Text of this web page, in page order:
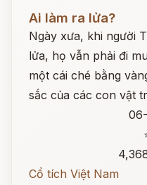
Ai làm ra lửa?
Ngày xưa, khi người
lửa, họ vẫn phải đi
một cái ché bằng
sắc của các con vật
Cổ tích Việt Nam